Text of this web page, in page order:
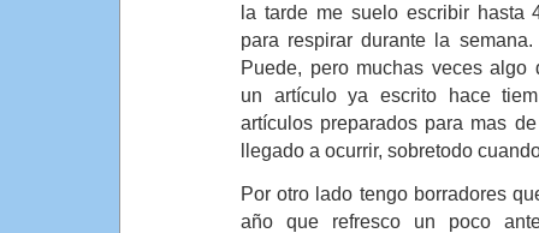
la tarde me suelo escribir hasta
para respirar durante la
Puede, pero muchas veces algo
un artículo ya escrito hace
artículos preparados para mas
llegado a ocurrir, sobretodo
Por otro lado tengo borradores
año que refresco un poco